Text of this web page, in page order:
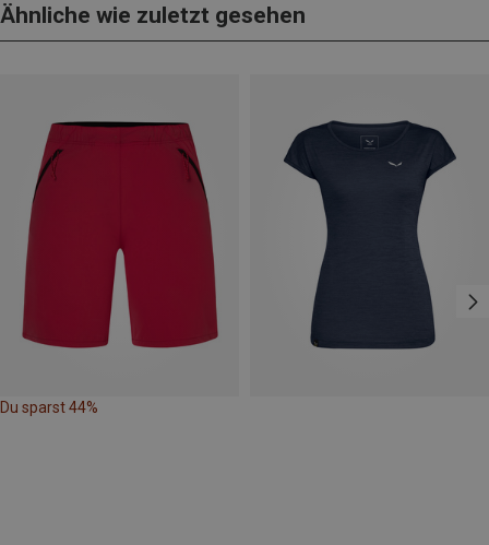
Ähnliche wie zuletzt gesehen
Du sparst 44%